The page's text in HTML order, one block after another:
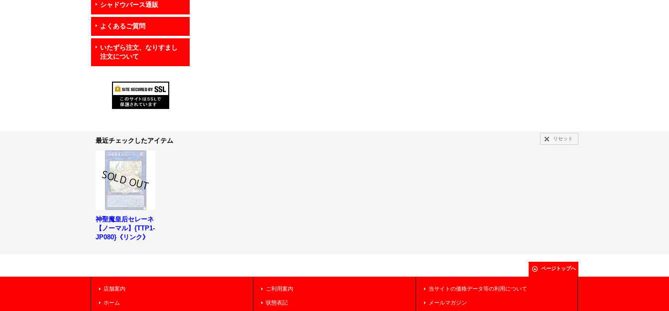
シャドウバース通販
よくあるご質問
いたずら注文、なりすまし
注文について
最近チェックしたアイテム リセット
神聖魔皇后セレーネ
【ノーマル】{TTP1-
JP080}《リンク》
ページトップへ
店舗案内
ホーム
ご利用案内
状態表記
当サイトの価格データ等の利用について
メールマガジン